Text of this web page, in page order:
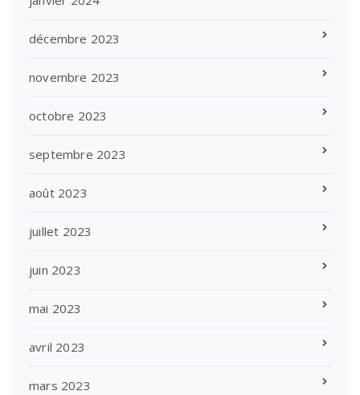
décembre 2023
novembre 2023
octobre 2023
septembre 2023
août 2023
juillet 2023
juin 2023
mai 2023
avril 2023
mars 2023